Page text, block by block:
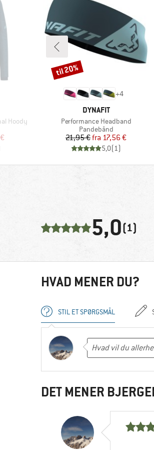
Hoody
+4
MÆRKE
DYNAFIT
Artikel
Performance Headband
Produktgruppe
Pandebånd
Pris
21,95 € Nedsat pris
fra 17,56 €
5,0(1)
Rabat
til 20%
5,0(1)
HVAD MENER DU?
STIL ET SPØRGSMÅL
DET MENER